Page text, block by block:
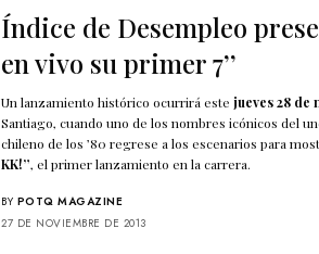
Índice de Desempleo
en vivo su primer 7’’
Un lanzamiento histórico ocurrirá estejueves 28 de
Santiago, cuando uno de los nombres icónicos del
chileno de los ’80 regrese a los escenarios para
KK!”, el primer lanzamiento en la carrera.
BY POTQ MAGAZINE
27 DE NOVIEMBRE DE 2013